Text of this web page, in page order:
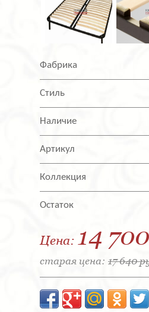
Фабрика
Стиль
Наличие
Артикул
Коллекция
Остаток
Цена: 14 700
старая цена: 17 640